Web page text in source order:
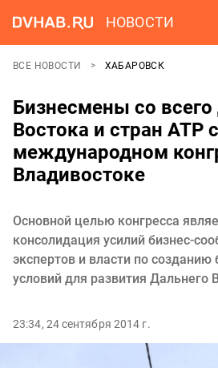
НОВОСТИ
ВСЕ НОВОСТИ ХАБАРОВСК
Бизнесмены со всего
Востока и стран АТР
международном
Владивостоке
Основной целью конгресса
консолидация усилий бизнес-
экспертов и власти по созданию
условий для развития Дальнего
23:34, 24 сентября 2014 г.